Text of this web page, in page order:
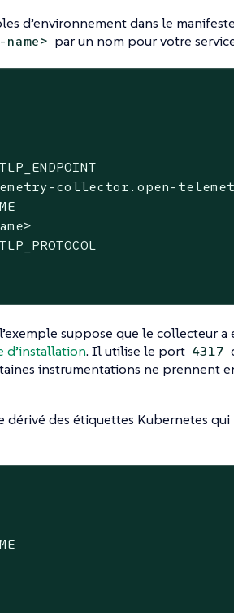
d’environnement dans le
par un nom pour votre
collector.open-
suppose que le collecteur a
d’installation. Il utilise le port 4317
instrumentations ne prennent
dérivé des étiquettes Kubernetes